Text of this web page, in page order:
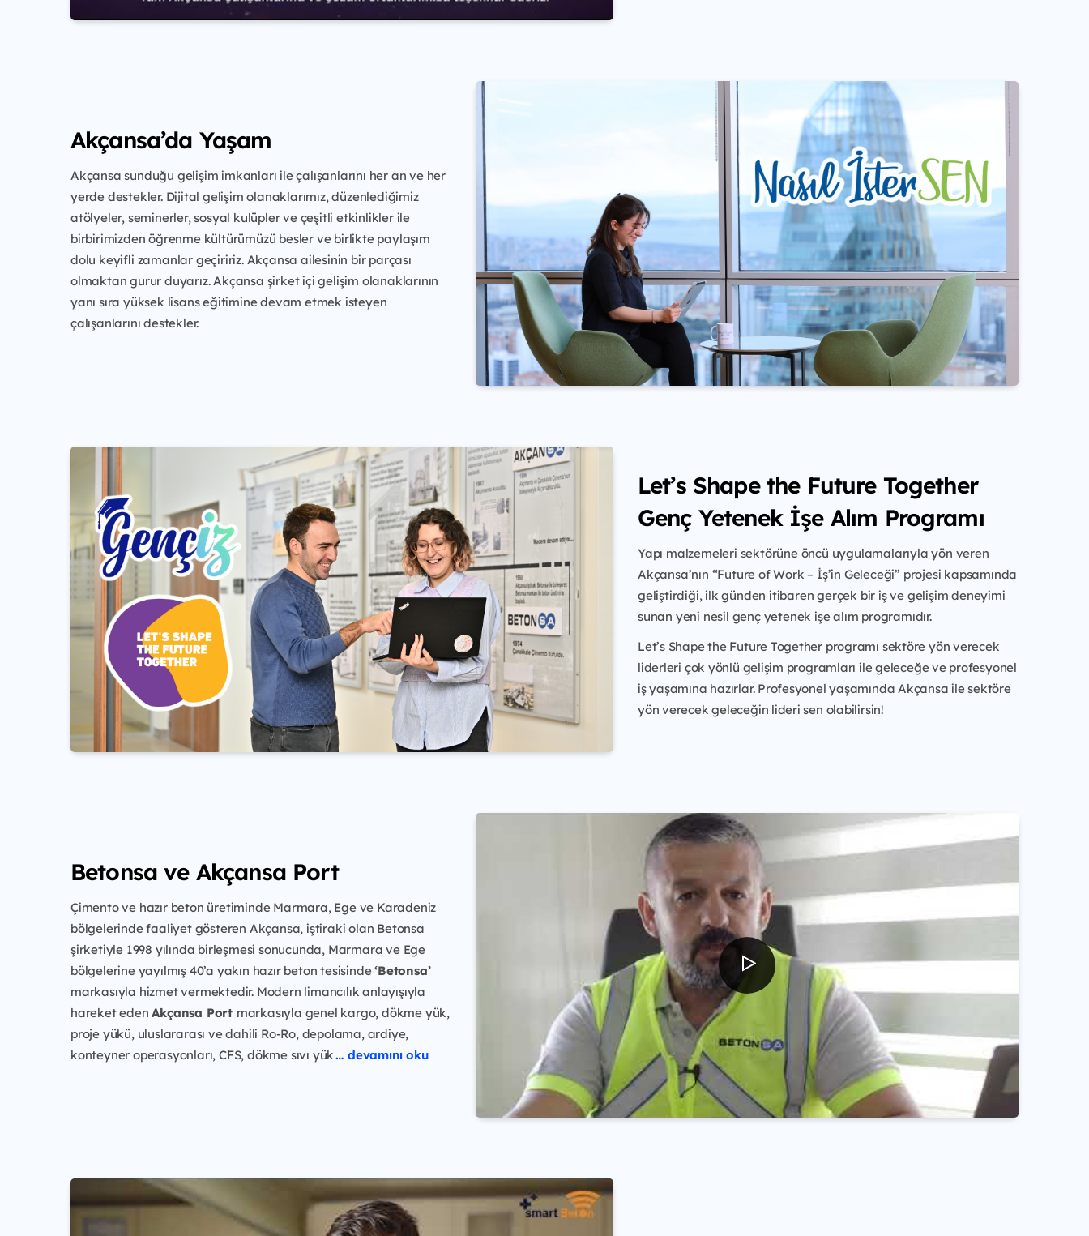
Akçansa’da Yaşam
Akçansa sunduğu gelişim imkanları ile çalışanlarını her an ve her
yerde destekler. Dijital gelişim olanaklarımız, düzenlediğimiz
atölyeler, seminerler, sosyal kulüpler ve çeşitli etkinlikler ile
birbirimizden öğrenme kültürümüzü besler ve birlikte paylaşım
dolu keyifli zamanlar geçiririz. Akçansa ailesinin bir parçası
olmaktan gurur duyarız. Akçansa şirket içi gelişim olanaklarının
yanı sıra yüksek lisans eğitimine devam etmek isteyen
çalışanlarını destekler.
Let’s Shape the Future Together
Genç Yetenek İşe Alım Programı
Yapı malzemeleri sektörüne öncü uygulamalarıyla yön veren
Akçansa’nın “Future of Work – İş’in Geleceği” projesi kapsamında
geliştirdiği, ilk günden itibaren gerçek bir iş ve gelişim deneyimi
sunan yeni nesil genç yetenek işe alım programıdır.
Let’s Shape the Future Together programı sektöre yön verecek
liderleri çok yönlü gelişim programları ile geleceğe ve profesyonel
iş yaşamına hazırlar. Profesyonel yaşamında Akçansa ile sektöre
yön verecek geleceğin lideri sen olabilirsin!
Betonsa ve Akçansa Port
Çimento ve hazır beton üretiminde Marmara, Ege ve Karadeniz
bölgelerinde faaliyet gösteren Akçansa, iştiraki olan Betonsa
şirketiyle 1998 yılında birleşmesi sonucunda, Marmara ve Ege
bölgelerine yayılmış 40’a yakın hazır beton tesisinde‘Betonsa’
markasıyla hizmet vermektedir. Modern limancılık anlayışıyla
hareket edenAkçansa Port markasıyla genel kargo, dökme yük,
proje yükü, uluslararası ve dahili Ro-Ro, depolama, ardiye,
konteyner operasyonları, CFS, dökme sıvı yük… devamını oku